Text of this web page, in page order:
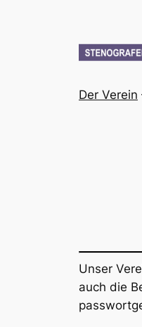
Der Verein
Unser
auch die